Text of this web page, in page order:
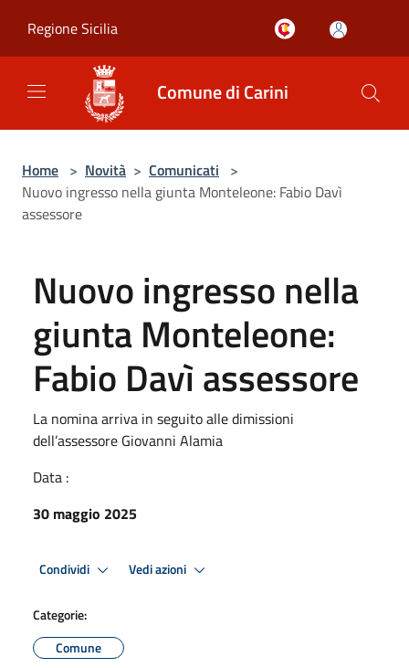
Regione Sicilia
Comune di Carini
Home > Novità > Comunicati >
Nuovo ingresso nella giunta Monteleone: Fabio Davì
assessore
Nuovo ingresso nella
giunta Monteleone:
Fabio Davì assessore
La nomina arriva in seguito alle dimissioni
dell’assessore Giovanni Alamia
Data :
30 maggio 2025
Condividi Vedi azioni
Categorie:
Comune